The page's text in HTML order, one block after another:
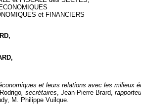
et FINANCIERS
et leurs relations avec les milieux
, secrétaires, Jean-Pierre Brard,
M. Philippe Vuilque.